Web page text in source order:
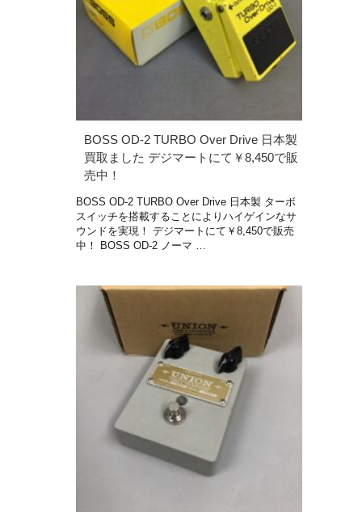
BOSS OD-2 TURBO Over Drive 日本製
買取ました デジマートにて￥8,450で販
売中！
BOSS OD-2 TURBO Over Drive 日本製 ターボ
スイッチを搭載することによりハイゲインなサ
ウンドを実現！ デジマートにて￥8,450で販売
中！ BOSS OD-2 ノーマ …